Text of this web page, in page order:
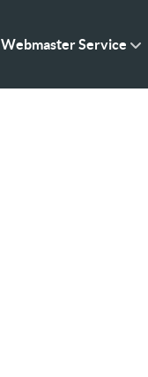
Webmaster Service